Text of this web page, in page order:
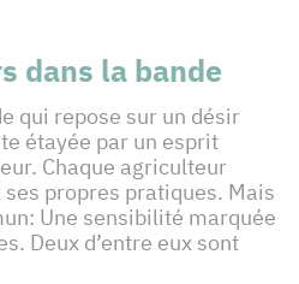
dans la bande
qui repose sur un désir
étayée par un esprit
Chaque agriculteur
ses propres pratiques. Mais
Une sensibilité marquée
Deux d’entre eux sont